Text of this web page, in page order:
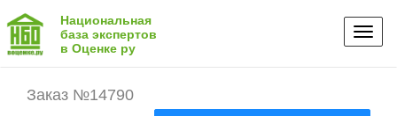
Национальная
база экспертов
в Оценке ру
Заказ №14790